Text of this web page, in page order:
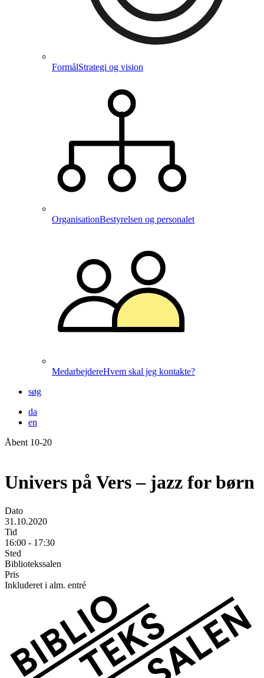
FormålStrategi og vision
OrganisationBestyrelsen og personalet
MedarbejdereHvem skal jeg kontakte?
søg
da
en
Åbent 10-20
Univers på Vers – jazz for børn
Dato
31.10.2020
Tid
16:00 - 17:30
Sted
Bibliotekssalen
Pris
Inkluderet i alm. entré